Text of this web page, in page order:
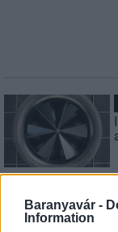
Baranyavár -
Information